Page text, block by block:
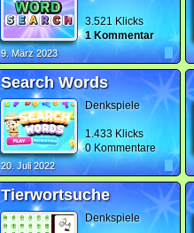
3.521 Klicks
1 Kommentar
9. März 2023
Search Words
Denkspiele
1.433 Klicks
0 Kommentare
20. Juli 2022
Tierwortsuche
Denkspiele